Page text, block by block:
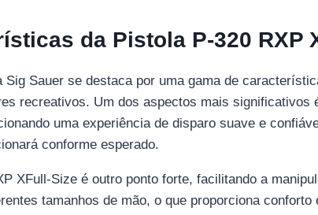
da Pistola P-320 RXP
Sauer se destaca por uma gama de
recreativos. Um dos aspectos mais
uma experiência de disparo suave e
conforme esperado.
XFull-Size é outro ponto forte, facilitando a
tamanhos de mão, o que proporciona